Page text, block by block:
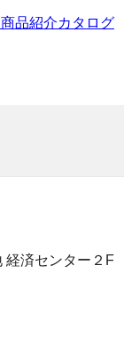
経済センター２F